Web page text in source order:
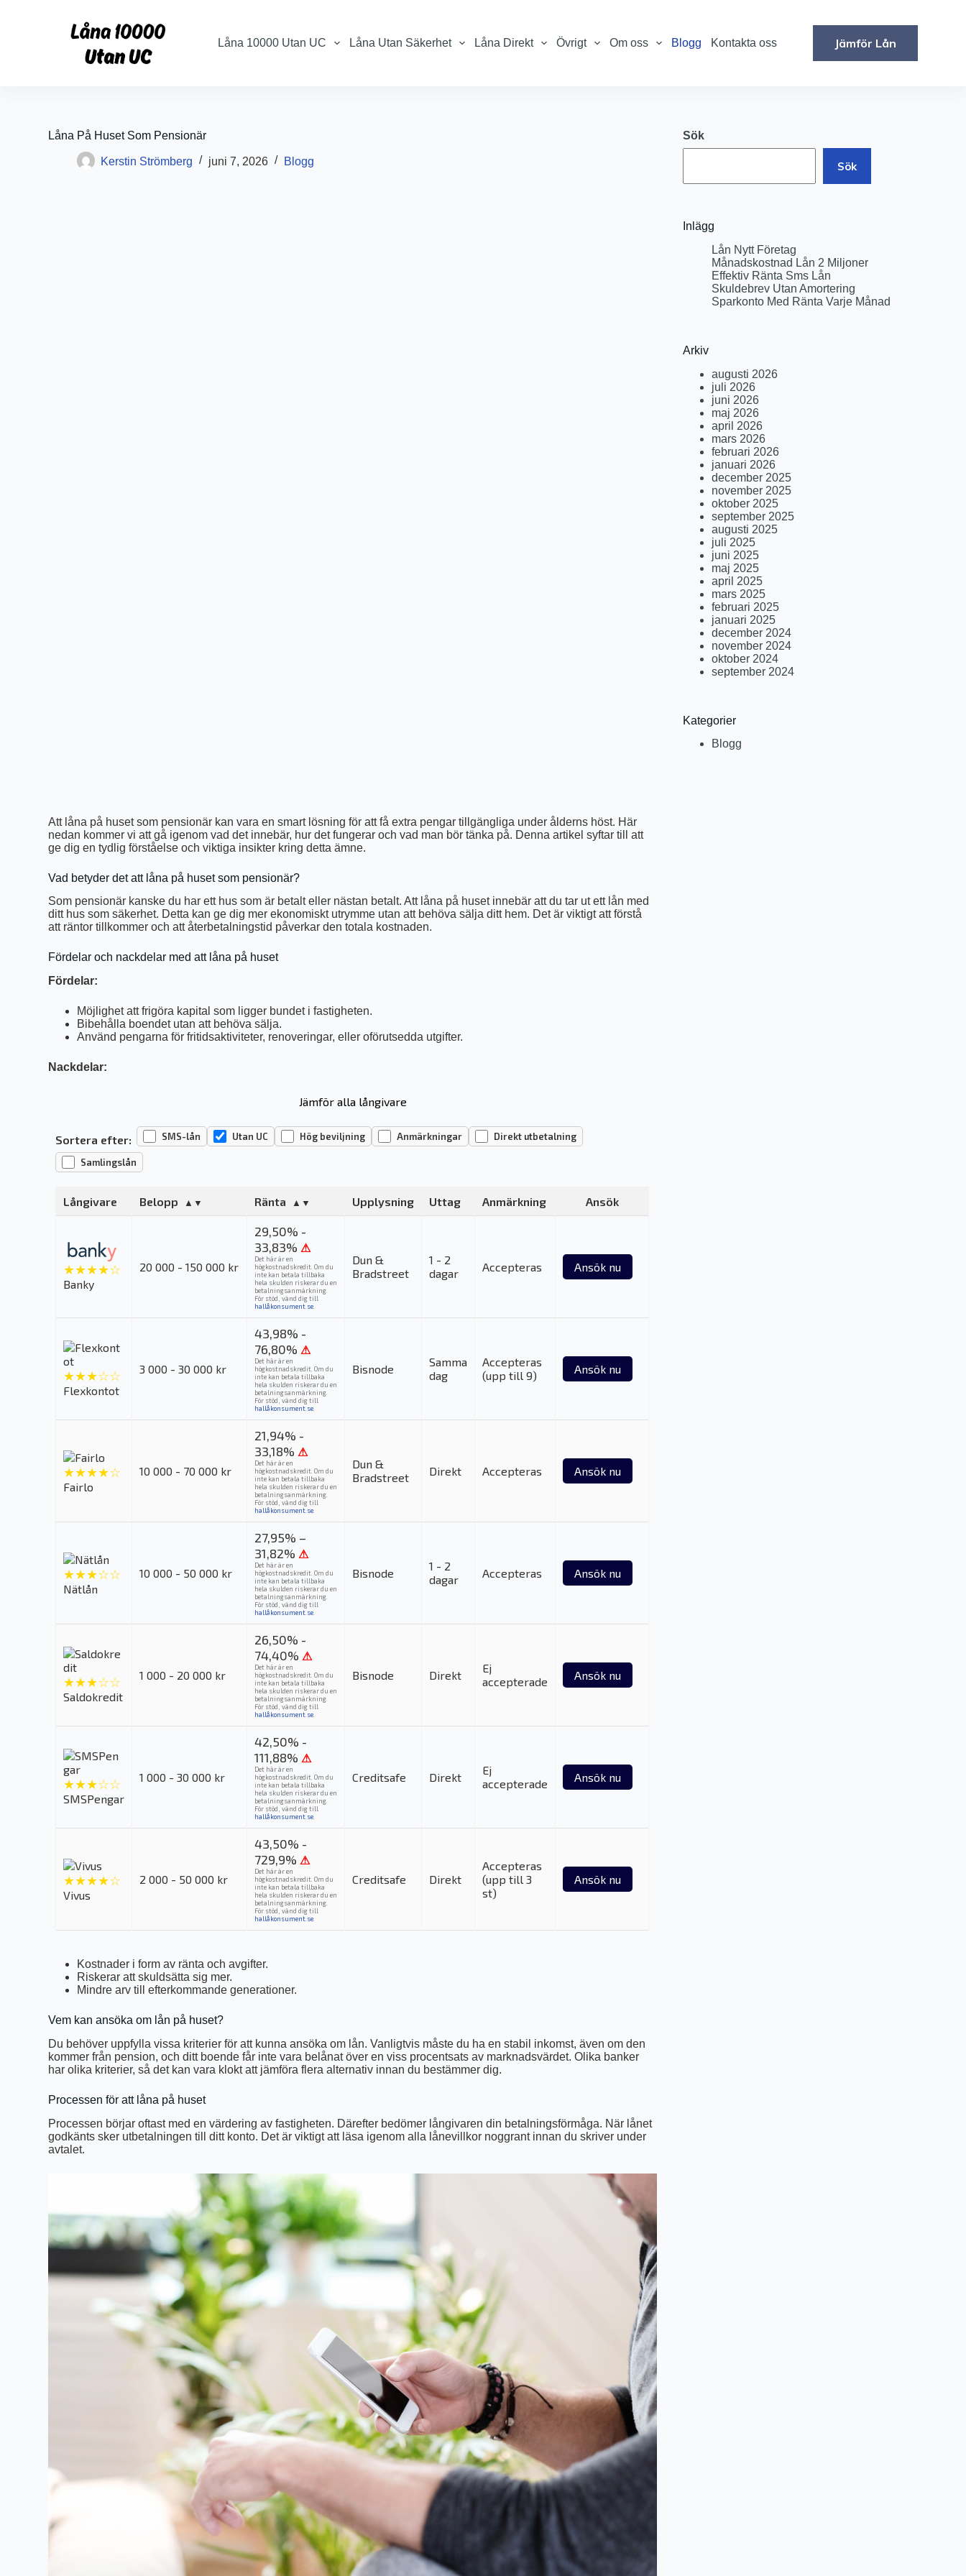
Låna 10000 Utan UC Låna Utan Säkerhet Låna Direkt Övrigt Om oss Blogg Kontakta oss Jämför Lån
Låna På Huset Som Pensionär
Kerstin Strömberg juni 7, 2026 Blogg
Att låna på huset som pensionär kan vara en smart lösning för att få extra pengar tillgängliga under ålderns höst. Här
nedan kommer vi att gå igenom vad det innebär, hur det fungerar och vad man bör tänka på. Denna artikel syftar till att
ge dig en tydlig förståelse och viktiga insikter kring detta ämne.
Vad betyder det att låna på huset som pensionär?
Som pensionär kanske du har ett hus som är betalt eller nästan betalt. Att låna på huset innebär att du tar ut ett lån med
ditt hus som säkerhet. Detta kan ge dig mer ekonomiskt utrymme utan att behöva sälja ditt hem. Det är viktigt att förstå
att räntor tillkommer och att återbetalningstid påverkar den totala kostnaden.
Fördelar och nackdelar med att låna på huset
Fördelar:
Möjlighet att frigöra kapital som ligger bundet i fastigheten.
Bibehålla boendet utan att behöva sälja.
Använd pengarna för fritidsaktiviteter, renoveringar, eller oförutsedda utgifter.
Nackdelar:
Jämför alla långivare
Sortera efter: SMS-lån Utan UC Hög beviljning Anmärkningar Direkt utbetalning
Samlingslån
Långivare Belopp Ränta Upplysning Uttag Anmärkning Ansök
★★★★☆
Banky
20 000 - 150 000 kr
29,50% -
33,83% ⚠
Det här är en
högkostnadskredit. Om du
inte kan betala tillbaka
hela skulden riskerar du en
betalningsanmärkning.
För stöd, vänd dig till
hallåkonsument.se
Dun &
Bradstreet
1 - 2
dagar
Accepteras Ansök nu
★★★☆☆
Flexkontot
3 000 - 30 000 kr
43,98% -
76,80% ⚠
Det här är en
högkostnadskredit. Om du
inte kan betala tillbaka
hela skulden riskerar du en
betalningsanmärkning.
För stöd, vänd dig till
hallåkonsument.se
Bisnode
Samma
dag
Accepteras
(upp till 9)
Ansök nu
★★★★☆
Fairlo
10 000 - 70 000 kr
21,94% -
33,18% ⚠
Det här är en
högkostnadskredit. Om du
inte kan betala tillbaka
hela skulden riskerar du en
betalningsanmärkning.
För stöd, vänd dig till
hallåkonsument.se
Dun &
Bradstreet
Direkt Accepteras Ansök nu
★★★☆☆
Nätlån
10 000 - 50 000 kr
27,95% –
31,82% ⚠
Det här är en
högkostnadskredit. Om du
inte kan betala tillbaka
hela skulden riskerar du en
betalningsanmärkning.
För stöd, vänd dig till
hallåkonsument.se
Bisnode
1 - 2
dagar
Accepteras Ansök nu
★★★☆☆
Saldokredit
1 000 - 20 000 kr
26,50% -
74,40% ⚠
Det här är en
högkostnadskredit. Om du
inte kan betala tillbaka
hela skulden riskerar du en
betalningsanmärkning.
För stöd, vänd dig till
hallåkonsument.se
Bisnode Direkt
Ej
accepterade
Ansök nu
★★★☆☆
SMSPengar
1 000 - 30 000 kr
42,50% -
111,88% ⚠
Det här är en
högkostnadskredit. Om du
inte kan betala tillbaka
hela skulden riskerar du en
betalningsanmärkning.
För stöd, vänd dig till
hallåkonsument.se
Creditsafe Direkt
Ej
accepterade
Ansök nu
★★★★☆
Vivus
2 000 - 50 000 kr
43,50% -
729,9% ⚠
Det här är en
högkostnadskredit. Om du
inte kan betala tillbaka
hela skulden riskerar du en
betalningsanmärkning.
För stöd, vänd dig till
hallåkonsument.se
Creditsafe Direkt
Accepteras
(upp till 3
st)
Ansök nu
Kostnader i form av ränta och avgifter.
Riskerar att skuldsätta sig mer.
Mindre arv till efterkommande generationer.
Vem kan ansöka om lån på huset?
Du behöver uppfylla vissa kriterier för att kunna ansöka om lån. Vanligtvis måste du ha en stabil inkomst, även om den
kommer från pension, och ditt boende får inte vara belånat över en viss procentsats av marknadsvärdet. Olika banker
har olika kriterier, så det kan vara klokt att jämföra flera alternativ innan du bestämmer dig.
Processen för att låna på huset
Processen börjar oftast med en värdering av fastigheten. Därefter bedömer långivaren din betalningsförmåga. När lånet
godkänts sker utbetalningen till ditt konto. Det är viktigt att läsa igenom alla lånevillkor noggrant innan du skriver under
avtalet.
Sök
Sök
Inlägg
Lån Nytt Företag
Månadskostnad Lån 2 Miljoner
Effektiv Ränta Sms Lån
Skuldebrev Utan Amortering
Sparkonto Med Ränta Varje Månad
Arkiv
augusti 2026
juli 2026
juni 2026
maj 2026
april 2026
mars 2026
februari 2026
januari 2026
december 2025
november 2025
oktober 2025
september 2025
augusti 2025
juli 2025
juni 2025
maj 2025
april 2025
mars 2025
februari 2025
januari 2025
december 2024
november 2024
oktober 2024
september 2024
Kategorier
Blogg